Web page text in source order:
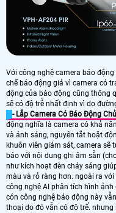
Với công nghệ camera báo
chế báo động giả vì camera có
động của báo động cũng thông
sẽ có độ trễ nhất định vì do
- Lắp Camera Có Báo Động
động nghĩa là camera có khả
và ánh sáng, nguyên tắt hoặt
khuôn viên giám sát, camera
báo với nội dung ghi âm sẵn
như kích hoạt đèn cháy sáng
màu và rỏ ràng hơn. ngoài ra
công nghệ AI phân tích hình
cón công nghệ báo động này
thoại do đó vẫn có độ trể.